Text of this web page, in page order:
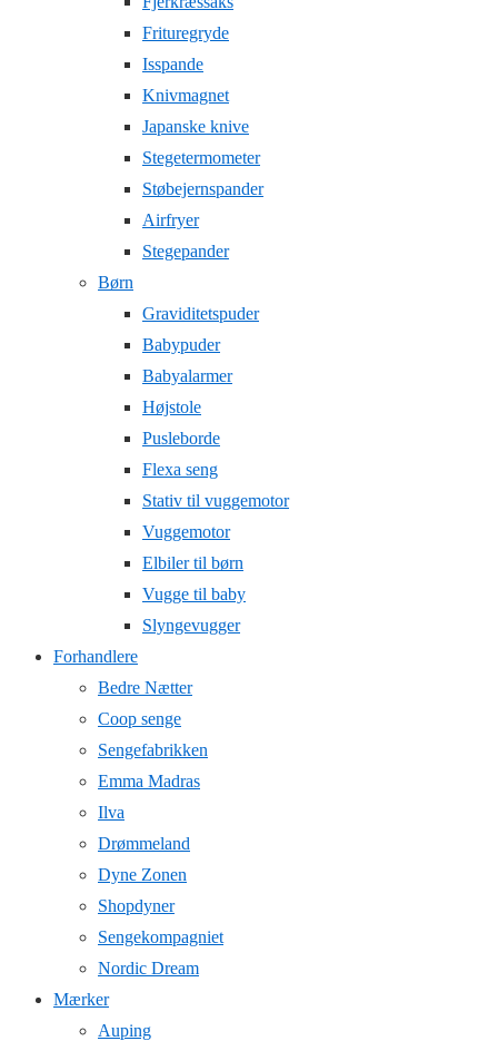
Frituregryde
Isspande
Knivmagnet
Japanske knive
Stegetermometer
Støbejernspander
Airfryer
Stegepander
Børn
Graviditetspuder
Babypuder
Babyalarmer
Højstole
Pusleborde
Flexa seng
Stativ til vuggemotor
Vuggemotor
Elbiler til børn
Vugge til baby
Slyngevugger
Forhandlere
Bedre Nætter
Coop senge
Sengefabrikken
Emma Madras
Ilva
Drømmeland
Dyne Zonen
Shopdyner
Sengekompagniet
Nordic Dream
Mærker
Auping